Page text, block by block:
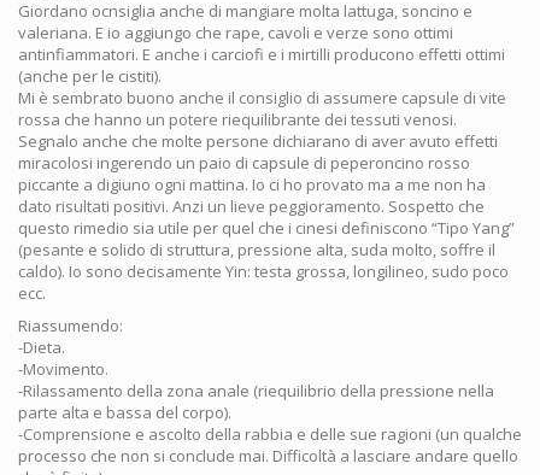
Giordano ocnsiglia anche di mangiare molta lattuga, soncino e
valeriana. E io aggiungo che rape, cavoli e verze sono ottimi
antinfiammatori. E anche i carciofi e i mirtilli producono effetti ottimi
(anche per le cistiti).
Mi è sembrato buono anche il consiglio di assumere capsule di vite
rossa che hanno un potere riequilibrante dei tessuti venosi.
Segnalo anche che molte persone dichiarano di aver avuto effetti
miracolosi ingerendo un paio di capsule di peperoncino rosso
piccante a digiuno ogni mattina. Io ci ho provato ma a me non ha
dato risultati positivi. Anzi un lieve peggioramento. Sospetto che
questo rimedio sia utile per quel che i cinesi definiscono “Tipo Yang”
(pesante e solido di struttura, pressione alta, suda molto, soffre il
caldo). Io sono decisamente Yin: testa grossa, longilineo, sudo poco
ecc.
Riassumendo:
-Dieta.
-Movimento.
-Rilassamento della zona anale (riequilibrio della pressione nella
parte alta e bassa del corpo).
-Comprensione e ascolto della rabbia e delle sue ragioni (un qualche
processo che non si conclude mai. Difficoltà a lasciare andare quello